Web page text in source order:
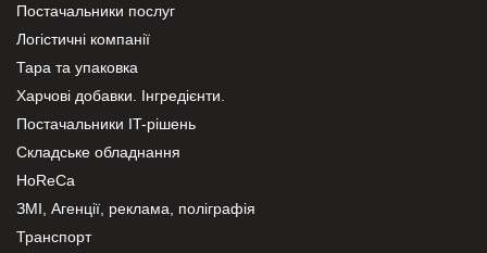
Постачальники послуг
Логістичні компанії
Тара та упаковка
Харчові добавки. Інгредієнти.
Постачальники IT-рішень
Складське обладнання
HoReCa
ЗМІ, Агенції, реклама, поліграфія
Транспорт